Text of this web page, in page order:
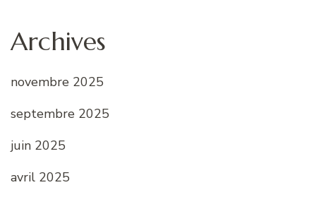
Archives
novembre 2025
septembre 2025
juin 2025
avril 2025